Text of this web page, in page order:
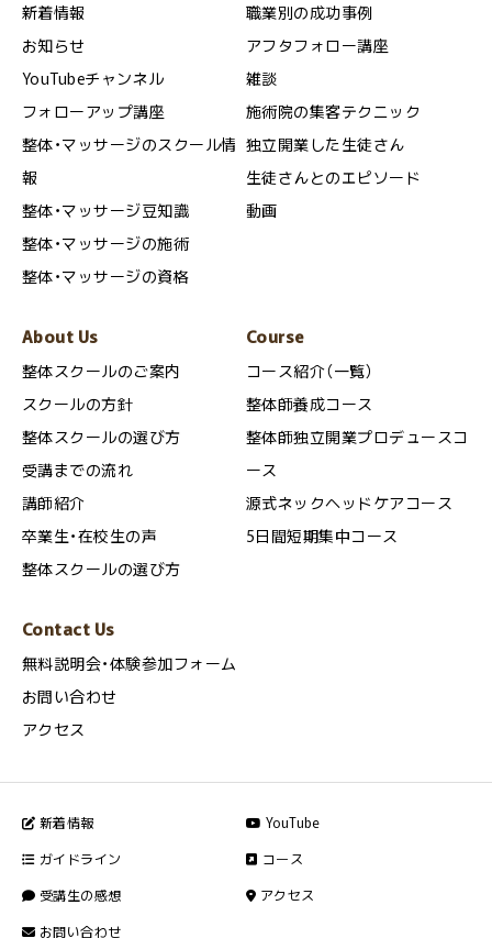
新着情報
お知らせ
YouTubeチャンネル
フォローアップ講座
整体・マッサージのスクール情
報
整体・マッサージ豆知識
整体・マッサージの施術
整体・マッサージの資格
職業別の成功事例
アフタフォロー講座
雑談
施術院の集客テクニック
独立開業した生徒さん
生徒さんとのエピソード
動画
About Us
整体スクールのご案内
スクールの方針
整体スクールの選び方
受講までの流れ
講師紹介
卒業生・在校生の声
整体スクールの選び方
Course
コース紹介（一覧）
整体師養成コース
整体師独立開業プロデュースコ
ース
源式ネックヘッドケアコース
5日間短期集中コース
Contact Us
無料説明会・体験参加フォーム
お問い合わせ
アクセス
新着情報
YouTube
ガイドライン
コース
受講生の感想
アクセス
お問い合わせ